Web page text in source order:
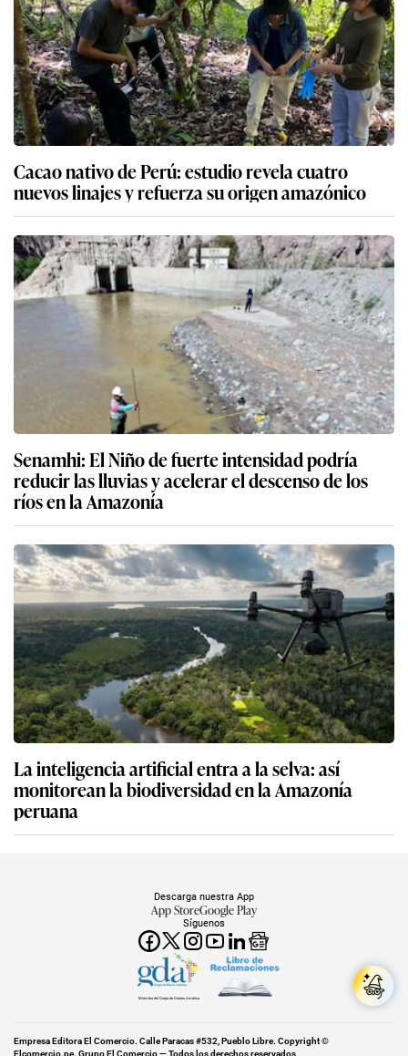
Cacao nativo de Perú: estudio revela cuatro
nuevos linajes y refuerza su origen amazónico
Senamhi: El Niño de fuerte intensidad podría
reducir las lluvias y acelerar el descenso de los
ríos en la Amazonía
La inteligencia artificial entra a la selva: así
monitorean la biodiversidad en la Amazonía
peruana
Síguenos
Descarga nuestra App
App StoreGoogle Play
Miembro del Grupo de Diarios América
Empresa Editora El Comercio. Calle Paracas #532, Pueblo Libre. Copyright ©
Elcomercio.pe. Grupo El Comercio — Todos los derechos reservados